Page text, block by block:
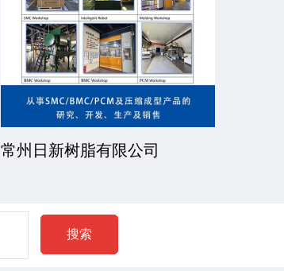
厦门一诺得复合材料有限公司
搜索